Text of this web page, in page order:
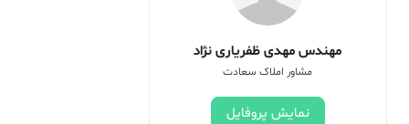
مهندس مهدی ظفریاری نژاد
مشاور املاک سعادت
نمایش پروفایل